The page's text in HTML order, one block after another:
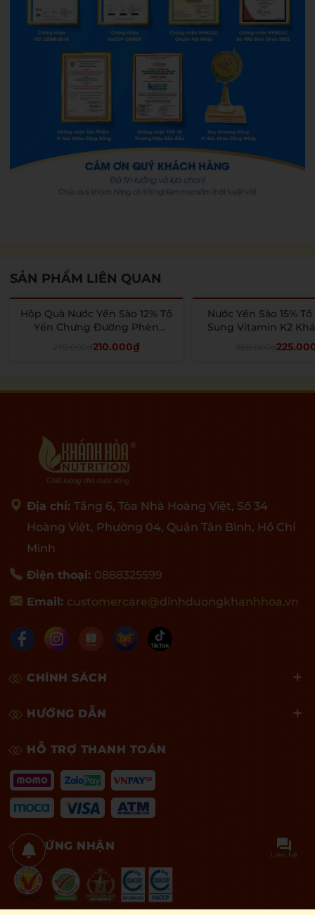
SẢN PHẨM LIÊN QUAN
- 22%
Hộp Quà Nước Yến Sào 12% Tổ
Yến Chưng Đường Phèn
SeaNest - Khánh Hòa Nutrition
- 6 Lọ x 70 ML
270.000₫210.000₫
- 20%
Nước Yến Sào 15%
Sung Vitamin K2
Nutrition ( 6 lọ x
Địa chỉ: Tầng 6, Tòa Nhà Hoàng Việt, Số 34
Hoàng Việt, Phường 04, Quận Tân Bình, Hồ Chí
Minh
Điện thoại: 0888325599
Email: customercare@dinhduongkhanhhoa.vn
CHÍNH SÁCH
HƯỚNG DẪN
HỖ TRỢ THANH TOÁN
CHỨNG NHẬN
Liên hệ